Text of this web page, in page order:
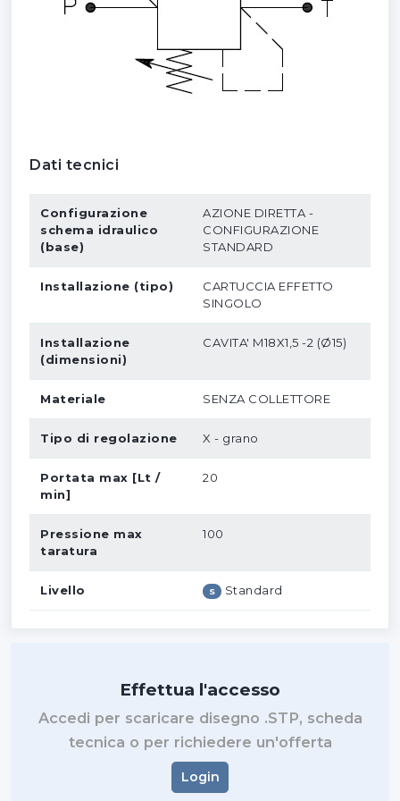
Dati tecnici
Configurazione
schema idraulico
(base)
AZIONE DIRETTA -
CONFIGURAZIONE
STANDARD
Installazione (tipo)
CARTUCCIA EFFETTO
SINGOLO
Installazione
(dimensioni)
CAVITA' M18X1,5 -2 (Ø15)
Materiale SENZA COLLETTORE
Tipo di regolazione X - grano
Portata max [Lt /
min]
20
Pressione max
taratura
100
Livello S Standard
Effettua l'accesso
Accedi per scaricare disegno .STP, scheda
tecnica o per richiedere un'offerta
Login